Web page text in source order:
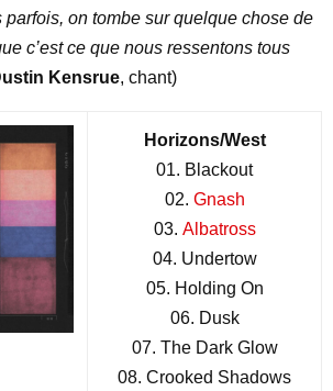
parfois, on tombe sur quelque chose de
c’est ce que nous ressentons tous
Kensrue, chant)
Horizons/West
01. Blackout
02. Gnash
03. Albatross
04. Undertow
05. Holding On
06. Dusk
07. The Dark Glow
08. Crooked Shadows